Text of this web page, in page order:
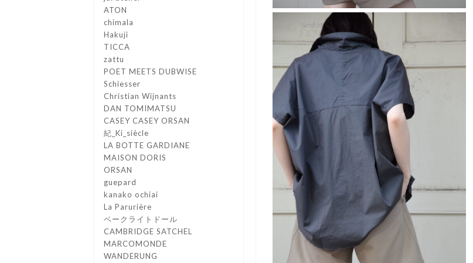
ATON
chimala
Hakuji
TICCA
zattu
POET MEETS DUBWISE
Schiesser
Christian Wijnants
DAN TOMIMATSU
CASEY CASEY ORSAN
紀_Ki_siècle
LA BOTTE GARDIANE
MAISON DORIS
ORSAN
guepard
kanako ochiai
La Parurière
ベークライトドール
CAMBRIDGE SATCHEL
MARCOMONDE
WANDERUNG